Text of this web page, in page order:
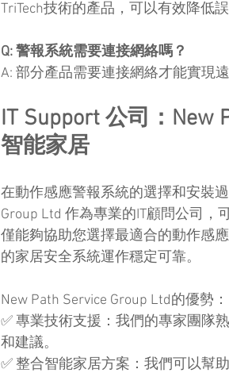
TriTech技術的產品，可以有效降低誤
Q: 警報系統需要連接網絡嗎？
A: 部分產品需要連接網絡才能實現
IT Support 公司：New
智能家居
在動作感應警報系統的選擇和安裝
Group Ltd 作為專業的IT顧問公司
僅能夠協助您選擇最適合的動作感
的家居安全系統運作穩定可靠。
New Path Service Group Ltd的優勢：
✅ 專業技術支援：我們的專家團隊
和建議。
✅ 整合智能家居方案：我們可以幫